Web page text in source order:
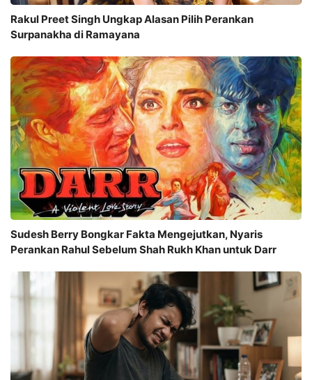
Rakul Preet Singh Ungkap Alasan Pilih Perankan
Surpanakha di Ramayana
Sudesh Berry Bongkar Fakta Mengejutkan, Nyaris
Perankan Rahul Sebelum Shah Rukh Khan untuk Darr